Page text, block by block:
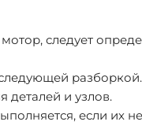
следует
разборкой.
деталей и узлов.
если их